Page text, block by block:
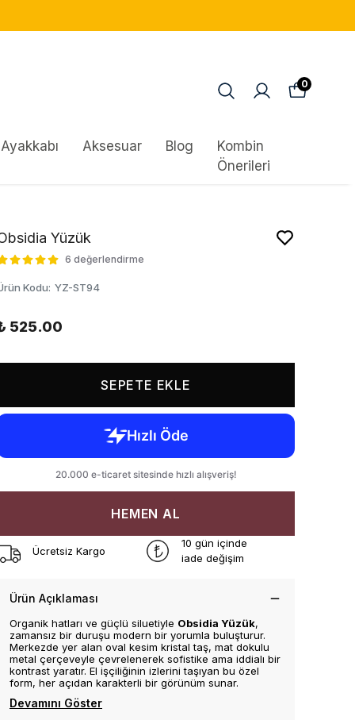
Ayakkabı Aksesuar Blog
Kombin
Önerileri
0
Yüzük
6 değerlendirme
Kodu: YZ-ST94
525.00
SEPETE EKLE
HEMEN AL
Ücretsiz Kargo
10 gün içinde
iade değişim
Ürün Açıklaması
Organik hatları ve güçlü siluetiyle Obsidia Yüzük,
zamansız bir duruşu modern bir yorumla buluşturur.
Merkezde yer alan oval kesim kristal taş, mat dokulu
metal çerçeveyle çevrelenerek sofistike ama iddialı bir
kontrast yaratır. El işçiliğinin izlerini taşıyan bu özel
form, her açıdan karakterli bir görünüm sunar.
Devamını Göster